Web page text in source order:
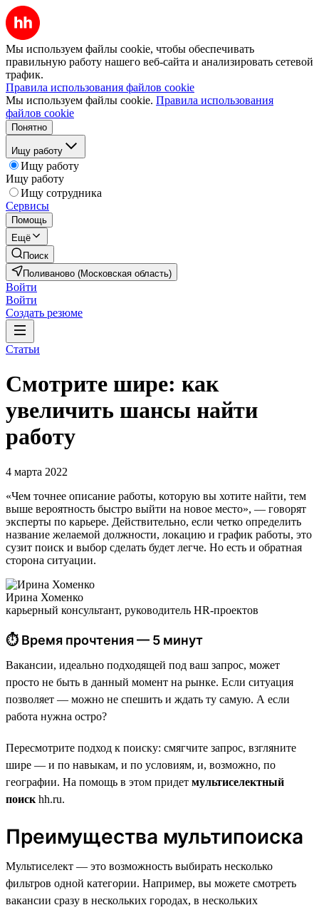
Мы используем файлы cookie, чтобы обеспечивать
правильную работу нашего веб-сайта и анализировать сетевой
трафик.
Правила использования файлов cookie
Мы используем файлы cookie. Правила использования
файлов cookie
Понятно
Ищу работу
Ищу работу
Ищу работу
Ищу сотрудника
Сервисы
Помощь
Ещё
Поиск
Поливаново (Московская область)
Войти
Войти
Создать резюме
Статьи
Смотрите шире: как
увеличить шансы найти
работу
4 марта 2022
«Чем точнее описание работы, которую вы хотите найти, тем
выше вероятность быстро выйти на новое место», — говорят
эксперты по карьере. Действительно, если четко определить
название желаемой должности, локацию и график работы, это
сузит поиск и выбор сделать будет легче. Но есть и обратная
сторона ситуации.
Ирина Хоменко
карьерный консультант, руководитель HR-проектов
⏱ Время прочтения — 5 минут
Вакансии, идеально подходящей под ваш запрос, может
просто не быть в данный момент на рынке. Если ситуация
позволяет — можно не спешить и ждать ту самую. А если
работа нужна остро?
Пересмотрите подход к поиску: смягчите запрос, взгляните
шире — и по навыкам, и по условиям, и, возможно, по
географии. На помощь в этом придет мультиселектный
поиск hh.ru.
Преимущества мультипоиска
Мультиселект — это возможность выбирать несколько
фильтров одной категории. Например, вы можете смотреть
вакансии сразу в нескольких городах, в нескольких